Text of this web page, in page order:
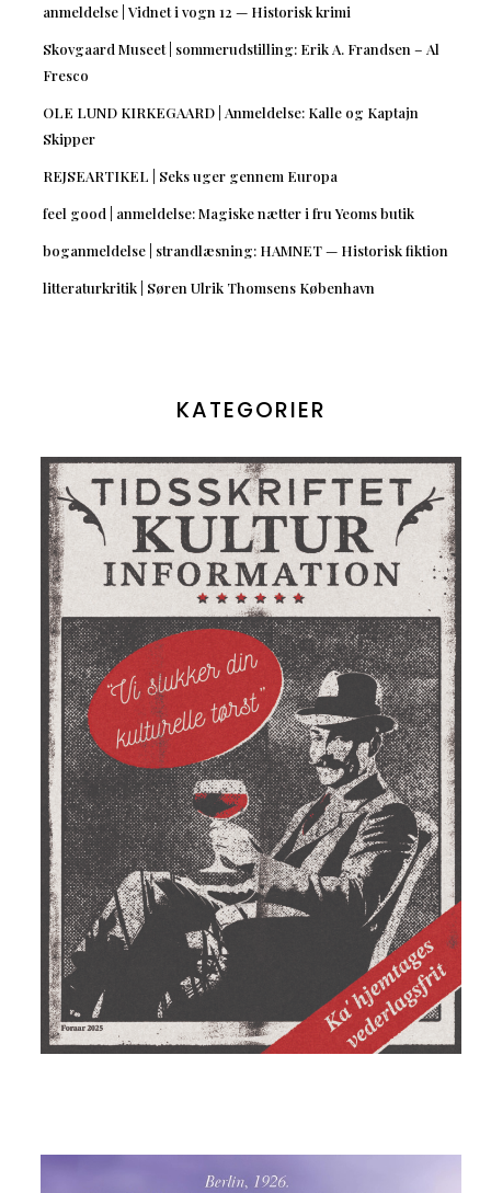
anmeldelse | Vidnet i vogn 12 — Historisk krimi
Skovgaard Museet | sommerudstilling: Erik A. Frandsen – Al
Fresco
OLE LUND KIRKEGAARD | Anmeldelse: Kalle og Kaptajn
Skipper
REJSEARTIKEL | Seks uger gennem Europa
feel good | anmeldelse: Magiske nætter i fru Yeoms butik
boganmeldelse | strandlæsning: HAMNET — Historisk fiktion
litteraturkritik | Søren Ulrik Thomsens København
KATEGORIER